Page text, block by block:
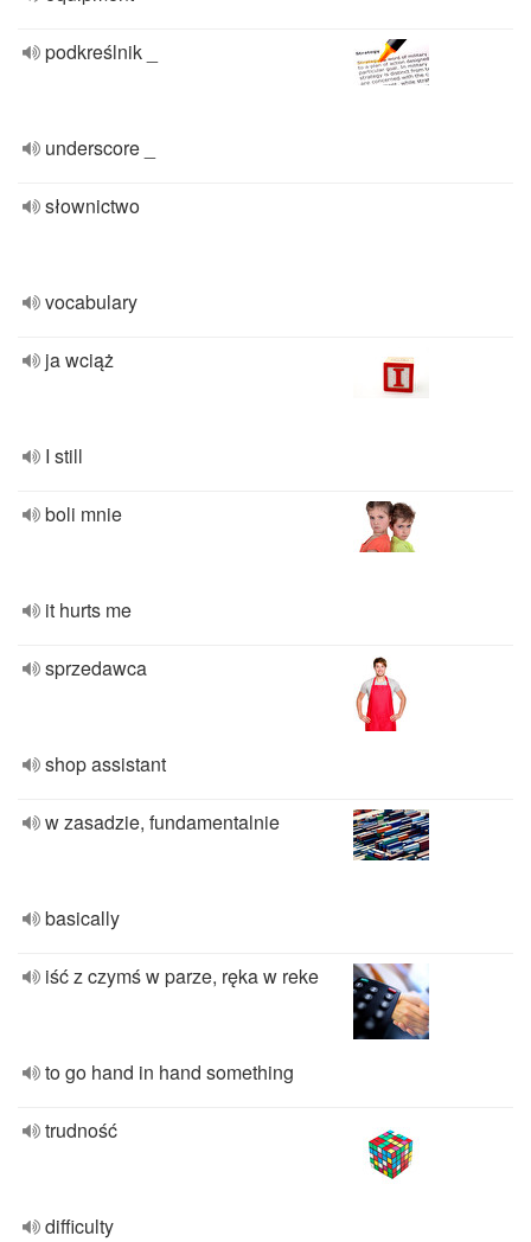
podkreślnik _
underscore _
słownictwo
vocabulary
ja wciąż
I still
boli mnie
it hurts me
sprzedawca
shop assistant
w zasadzie, fundamentalnie
basically
iść z czymś w parze, ręka w reke
to go hand in hand something
trudność
difficulty